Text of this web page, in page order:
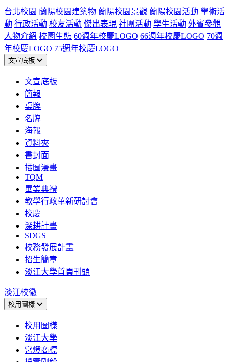
台北校園 蘭陽校園建築物 蘭陽校園景觀 蘭陽校園活動 學術活
動 行政活動 校友活動 傑出表現 社團活動 學生活動 外賓參觀
人物介紹 校園生態 60週年校慶LOGO 66週年校慶LOGO 70週
年校慶LOGO 75週年校慶LOGO
文宣底板
文宣底板
簡報
桌牌
名牌
海報
資料夾
書封面
插圖漫畫
TQM
畢業典禮
教學行政革新研討會
校慶
深耕計畫
SDGS
校務發展計畫
招生簡章
淡江大學首頁刊頭
淡江校徽
校用圖樣
校用圖樣
淡江大學
宮燈商標